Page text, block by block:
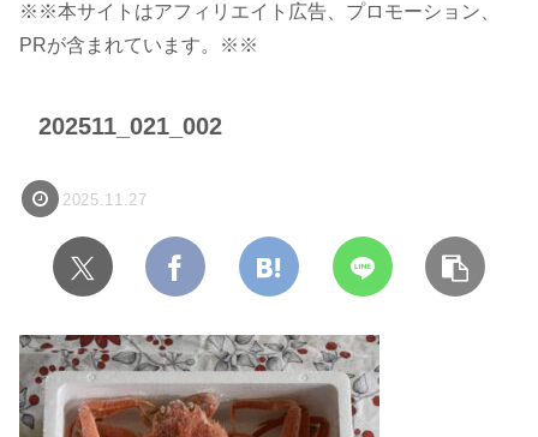
※※本サイトはアフィリエイト広告、プロモーション、
PRが含まれています。※※
202511_021_002
2025.11.27